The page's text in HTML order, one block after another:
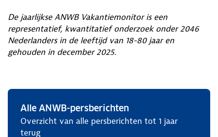
De jaarlijkse ANWB Vakantiemonitor is een
representatief, kwantitatief onderzoek onder 2046
Nederlanders in de leeftijd van 18-80 jaar en
gehouden in december 2025.
Alle ANWB-persberichten
Overzicht van alle persberichten tot 1 jaar
terug